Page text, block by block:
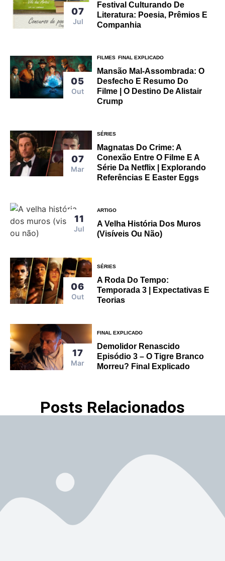
07
Jul
Festival Culturando De
Literatura: Poesia, Prêmios E
Companhia
05
Out
FILMES FINAL EXPLICADO
Mansão Mal-Assombrada: O
Desfecho E Resumo Do
Filme | O Destino De Alistair
Crump
07
Mar
SÉRIES
Magnatas Do Crime: A
Conexão Entre O Filme E A
Série Da Netflix | Explorando
Referências E Easter Eggs
11
Jul
ARTIGO
A Velha História Dos Muros
(visíveis Ou Não)
06
Out
SÉRIES
A Roda Do Tempo:
Temporada 3 | Expectativas E
Teorias
17
Mar
FINAL EXPLICADO
Demolidor Renascido
Episódio 3 – O Tigre Branco
Morreu? Final Explicado
Posts Relacionados